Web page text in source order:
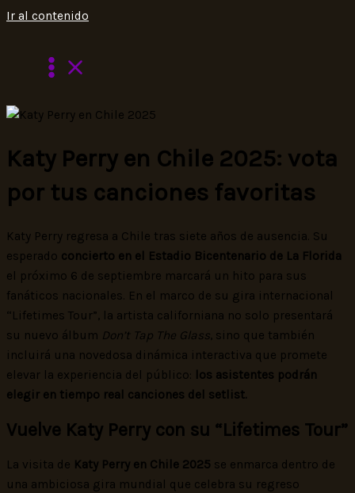
Ir al contenido
Katy Perry en Chile 2025: vota
por tus canciones favoritas
Katy Perry regresa a Chile tras siete años de ausencia. Su
esperado concierto en el Estadio Bicentenario de La Florida
el próximo 6 de septiembre marcará un hito para sus
fanáticos nacionales. En el marco de su gira internacional
“Lifetimes Tour”, la artista californiana no solo presentará
su nuevo álbum Don’t Tap The Glass, sino que también
incluirá una novedosa dinámica interactiva que promete
elevar la experiencia del público:
los asistentes podrán
elegir en tiempo real canciones del setlist.
Vuelve Katy Perry con su “Lifetimes Tour”
La visita de Katy Perry en Chile 2025 se enmarca dentro de
una ambiciosa gira mundial que celebra su regreso